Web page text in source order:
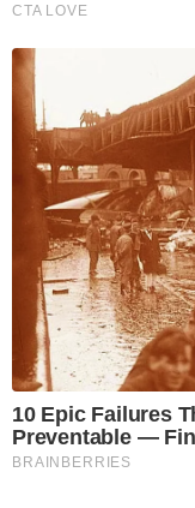
CTA LOVE
10 Epic Failures
Preventable —
BRAINBERRIES